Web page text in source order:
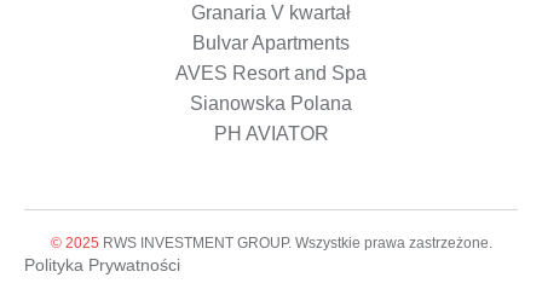
Granaria V kwartał
Bulvar Apartments
AVES Resort and Spa
Sianowska Polana
PH AVIATOR
© 2025 RWS INVESTMENT GROUP. Wszystkie prawa zastrzeżone.
Polityka Prywatności